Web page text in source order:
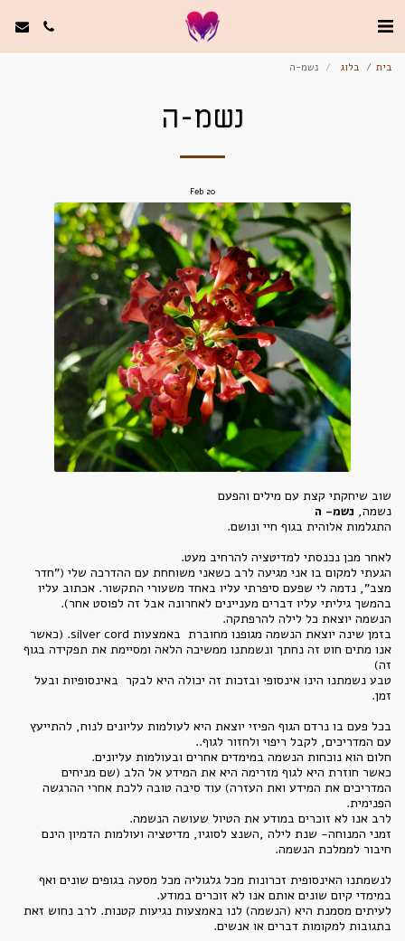
בית בלוג נשמ-ה
נשמ-ה
20
Feb
שוב שיחקתי קצת עם מילים והפעם
נשמה, נשמ- ה
התגלמות אלוהית בגוף חיי ונושם.
לאחר מכן נכנסתי למדיטציה להרחיב מעט.
הגעתי למקום בו אני מגיעה לרב כשאני משוחחת עם ההדרכה שלי ("חדר
מצב", נדמה לי שפעם סיפרתי עליו באחד משעורי התקשור. אכתוב עליו
בהמשך גיליתי עליו דברים מעניינים לאחרונה אבל זה לפוסט אחר).
הנשמה יוצאת כל לילה להרפתקה.
בזמן שינה יוצאת הנשמה מגופנו מחוברת באמצעות silver cord. (כאשר
אנו מתים חוט זה נחתך ונשמתנו ממשיכה הלאה ומסיימת את תפקידה בגוף
זה)
טבע נשמתנו הינו אינסופי ובזכות זה יכולה היא לבקר באינסופיות ובעל
זמן.
בכל פעם בו נרדם הגוף הפיזי יוצאת היא לעולמות עליונים לנוח, להתייעץ
עם המדריכים, לקבל ריפוי ולחזור לגוף..
חלום הוא נוכחות הנשמה במימדים אחרים ובעולמות עליונים.
כאשר חוזרת היא לגוף מזרימה היא את המידע אל הלב (שם מניחים
המדריכים את המידע ואת העזרה) עוד סיבה טובה ללכת אחרי ההרגשה
הפנימית.
לרב אנו לא זוכרים במודע את הטיול שעושה הנשמה.
זמני המנוחה- שנת לילה ,השנצ לסוגיו, מדיטציה ועולמות הדמיון הינם
חיבור לממלכת הנשמה.
לנשמתנו האינסופית זכרונות מכל גלגוליה מכל מסעה בגופים שונים ואף
במימדי קיום שונים אותם אנו לא זוכרים במודע.
לעיתים מסמנת היא (הנשמה) לנו באמצעות נגיעות קטנות. לרב נחוש זאת
בתגובות למקומות דברים או אנשים.